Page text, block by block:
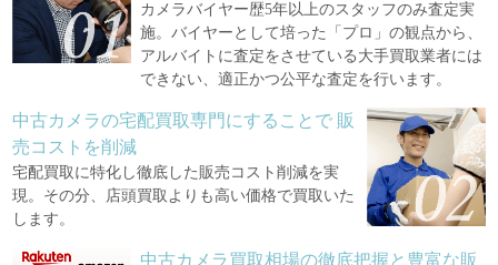
カメラバイヤー歴5年以上のスタッフのみ査定実
施。バイヤーとして培った「プロ」の観点から、
アルバイトに査定をさせている大手買取業者には
できない、適正かつ公平な査定を行います。
中古カメラの宅配買取専門にすることで 販
売コストを削減
宅配買取に特化し徹底した販売コスト削減を実
現。その分、店頭買取よりも高い価格で買取いた
します。
中古カメラ買取相場の徹底把握と豊富な販